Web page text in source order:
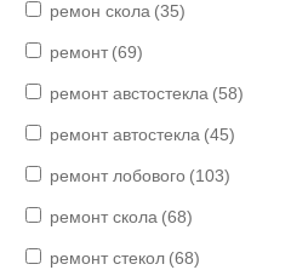
ремон скола (35)
ремонт (69)
ремонт австостекла (58)
ремонт автостекла (45)
ремонт лобового (103)
ремонт скола (68)
ремонт стекол (68)